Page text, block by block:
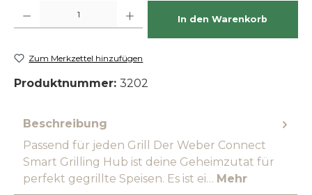
In den Warenkorb
Zum Merkzettel hinzufügen
Produktnummer: 3202
Beschreibung
Passend für jeden Grill Der Weber Connect
Smart Grilling Hub ist deine Geheimzutat für
perfekt gegrillte Speisen. Es ist ei… Mehr